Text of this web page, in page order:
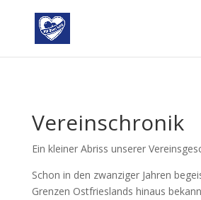
Vereinschronik
Ein kleiner Abriss unserer
Schon in den zwanziger Jahren
Grenzen Ostfrieslands hinaus